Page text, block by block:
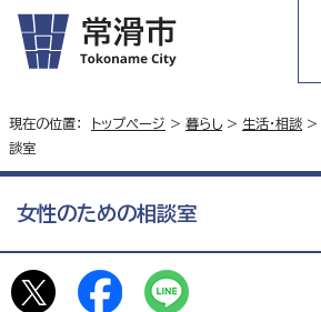
現在の位置： トップページ > 暮らし> 生活・相談 >
談室
女性のための相談室